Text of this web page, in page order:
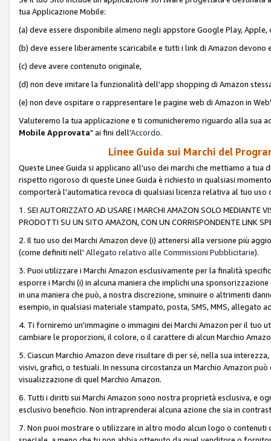
tua Applicazione Mobile:
(a) deve essere disponibile almeno negli appstore Google Play, Apple,
(b) deve essere liberamente scaricabile e tutti i link di Amazon devono
(c) deve avere contenuto originale,
(d) non deve imitare la funzionalità dell'app shopping di Amazon
(e) non deve ospitare o rappresentare le pagine web di Amazon in
Valuteremo la tua applicazione e ti comunicheremo riguardo alla sua
Mobile Approvata" ai fini dell'Accordo.
Linee Guida sui Marchi del
Queste Linee Guida si applicano all'uso dei marchi che mettiamo a
rispetto rigoroso di queste Linee Guida è richiesto in qualsiasi
comporterà l'automatica revoca di qualsiasi licenza relativa al tuo uso
1. SEI AUTORIZZATO AD USARE I MARCHI AMAZON SOLO MEDIANTE
PRODOTTI SU UN SITO AMAZON, CON UN CORRISPONDENTE LINK
2. Il tuo uso dei Marchi Amazon deve (i) attenersi alla versione più
(come definiti nell' Allegato relativo alle Commissioni Pubblicitarie).
3. Puoi utilizzare i Marchi Amazon esclusivamente per la finalità
esporre i Marchi (i) in alcuna maniera che implichi una
in una maniera che può, a nostra discrezione, sminuire o altrimenti
esempio, in qualsiasi materiale stampato, posta, SMS, MMS,
4. Ti forniremo un'immagine o immagini dei Marchi Amazon per il tuo
cambiare le proporzioni, il colore, o il carattere di alcun Marchio
5. Ciascun Marchio Amazon deve risultare di per sé, nella sua
visivi, grafici, o testuali. In nessuna circostanza un Marchio Amazon
visualizzazione di quel Marchio Amazon.
6. Tutti i diritti sui Marchi Amazon sono nostra proprietà esclusiva, e
esclusivo beneficio. Non intraprenderai alcuna azione che sia in
7. Non puoi mostrare o utilizzare in altro modo alcun logo o